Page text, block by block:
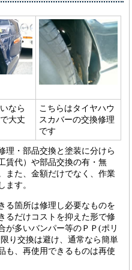
なら
大丈
こちらはタイヤハウ
スカバーの交換修理
です
理・部品交換と塗装に分けら
賃代）や部品交換の有・無
また、金額だけでなく、作業
ます。
る箇所は修理し必要なものを
るだけコストを抑えた形で修
が多いバンパー等のＰＰ(ポリ
り交換は避け、通常なら簡単
も、再使用できるものは再使